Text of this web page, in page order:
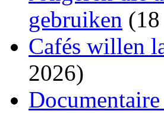
gebruiken
Cafés willen
2026)